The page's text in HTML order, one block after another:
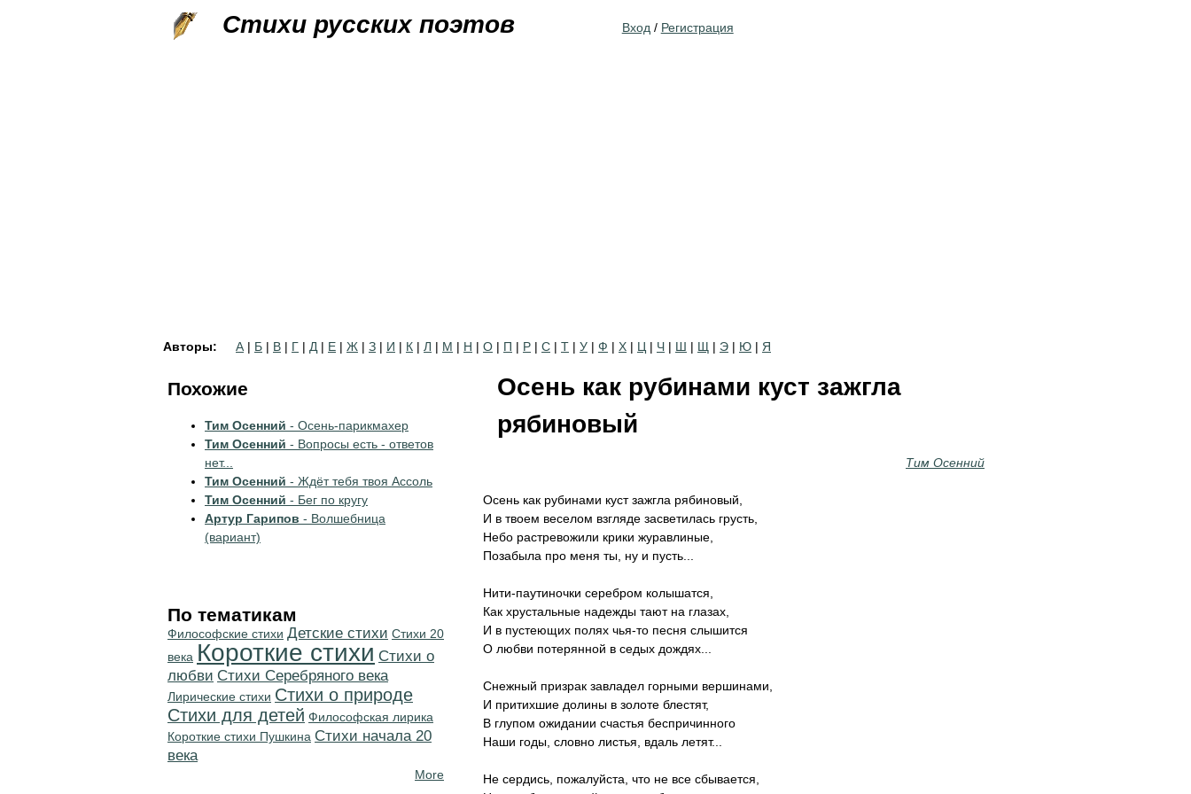
Стихи русских поэтов Вход / Регистрация
Авторы: А | Б | В | Г | Д | Е | Ж | З | И | К | Л | М | Н | О | П | Р | С | Т | У | Ф | Х | Ц | Ч | Ш | Щ | Э | Ю | Я
Осень как рубинами куст зажгла
рябиновый
Тим Осенний
Осень как рубинами куст зажгла рябиновый,
И в твоем веселом взгляде засветилась грусть,
Небо растревожили крики журавлиные,
Позабыла про меня ты, ну и пусть...
Нити-паутиночки серебром колышатся,
Как хрустальные надежды тают на глазах,
И в пустеющих полях чья-то песня слышится
О любви потерянной в седых дождях...
Снежный призрак завладел горными вершинами,
И притихшие долины в золоте блестят,
В глупом ожидании счастья беспричинного
Наши годы, словно листья, вдаль летят...
Не сердись, пожалуйста, что не все сбывается,
Похожие
Тим Осенний - Осень-парикмахер
Тим Осенний - Вопросы есть - ответов
нет...
Тим Осенний - Ждёт тебя твоя Ассоль
Тим Осенний - Бег по кругу
Артур Гарипов - Волшебница
(вариант)
По тематикам
Философские стихи Детские стихи Стихи 20
века Короткие стихи Стихи о
любви Cтихи Серебряного века
Лирические стихи Стихи о природе
Стихи для детей Философская лирика
Короткие стихи Пушкина Cтихи начала 20
века
More